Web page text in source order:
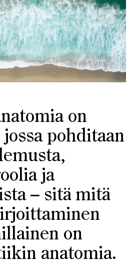
on
pohditaan
ja
– sitä mitä
on
anatomia.